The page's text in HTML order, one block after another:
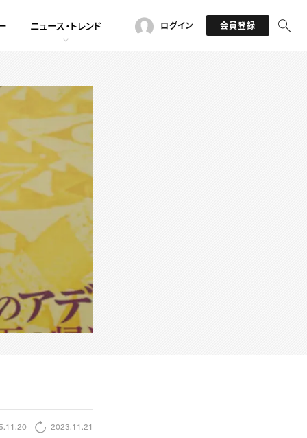
ニュース・トレンド ログイン 会員登録
2023.11.21